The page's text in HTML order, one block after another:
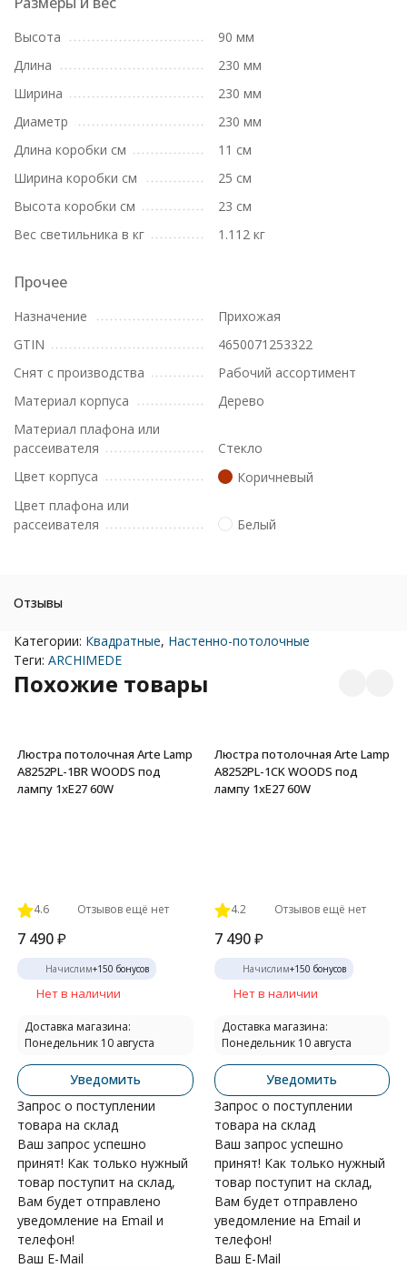
Высота
90 мм
Длина
230 мм
Ширина
230 мм
Диаметр
230 мм
Длина коробки см
11 см
Ширина коробки см
25 см
Высота коробки см
23 см
Вес светильника в кг
1.112 кг
Прочее
Назначение
Прихожая
GTIN
4650071253322
Снят с производства
Рабочий ассортимент
Материал корпуса
Дерево
Материал плафона или
рассеивателя
Стекло
Цвет корпуса
Коричневый
Цвет плафона или
рассеивателя
Белый
Отзывы
Категории: Квадратные, Настенно-потолочные
Теги: ARCHIMEDE
Похожие товары
Люстра потолочная Arte Lamp
A8252PL-1BR WOODS под
лампу 1xE27 60W
4.6 Отзывов ещё нет
7 490₽
Начислим+150 бонусов
Нет в наличии
Доставка магазина:
Понедельник 10 августа
Уведомить
Запрос о поступлении
товара на склад
Ваш запрос успешно
принят! Как только нужный
товар поступит на склад,
Вам будет отправлено
уведомление на Email и
телефон!
Ваш E-Mail
Люстра потолочная Arte Lamp
A8252PL-1CK WOODS под
лампу 1xE27 60W
4.2 Отзывов ещё нет
7 490 ₽
Начислим+150 бонусов
Нет в наличии
Доставка магазина:
Понедельник 10 августа
Уведомить
Запрос о поступлении
товара на склад
Ваш запрос успешно
принят! Как только нужный
товар поступит на склад,
Вам будет отправлено
уведомление на Email и
телефон!
Ваш E-Mail